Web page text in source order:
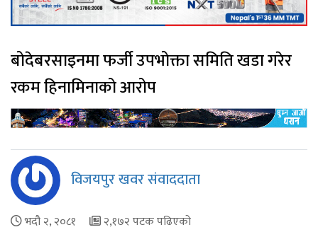
बोदेबरसाइनमा फर्जी उपभोक्ता समिति खडा गरेर
रकम हिनामिनाको आरोप
विजयपुर खवर संवाददाता
भदौ २, २०८१ २,१७२ पटक पढिएको